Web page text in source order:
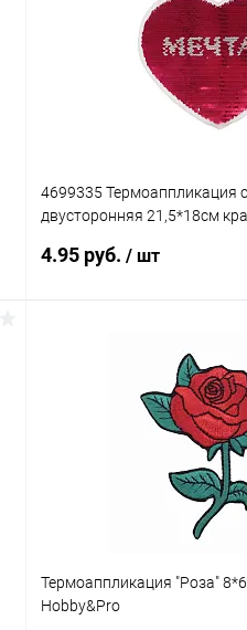
4699335 Термоаппликация
двусторонняя 21,5*18см
4.95 руб. / шт
Купить в 1 клик
Термоаппликация "Роза"
Hobby&Pro